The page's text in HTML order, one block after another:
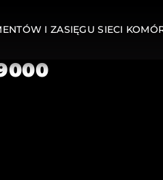
I ZASIĘGU SIECI